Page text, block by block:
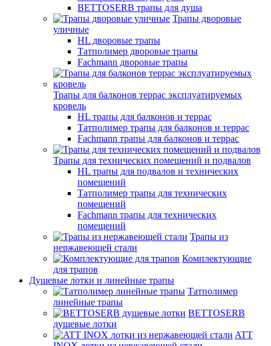
BETTOSERB трапы для душа
Трапы дворовые
уличные
HL дворовые трапы
Татполимер дворовые трапы
Fachmann дворовые трапы
Трапы для балконов террас эксплуатируемых
кровель
HL трапы для балконов и террас
Татполимер трапы для балконов и террас
Fachmann трапы для балконов и террас
Трапы для технических помещений и подвалов
HL трапы для подвалов и технических
помещений
Татполимер трапы для технических
помещений
Fachmann трапы для технических
помещений
Трапы из
нержавеющей стали
Комплектующие
для трапов
Душевые лотки и линейные трапы
Татполимер
линейные трапы
BETTOSERB
душевые лотки
ATT